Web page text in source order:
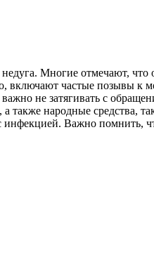
Многие отмечают,
включают частые позывы к
не затягивать с
также народные средства,
инфекцией. Важно помнить,